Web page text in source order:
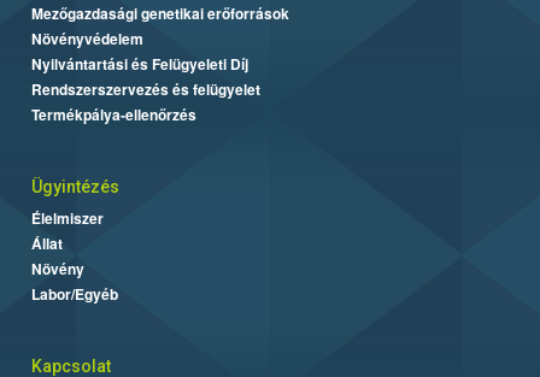
Mezőgazdasági genetikai erőforrások
Növényvédelem
Nyilvántartási és Felügyeleti Díj
Rendszerszervezés és felügyelet
Termékpálya-ellenőrzés
Ügyintézés
Élelmiszer
Állat
Növény
Labor/Egyéb
Kapcsolat